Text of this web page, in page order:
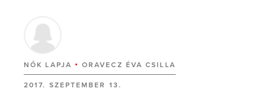
NŐK LAPJA ORAVECZ ÉVA CSILLA
2017. SZEPTEMBER 13.